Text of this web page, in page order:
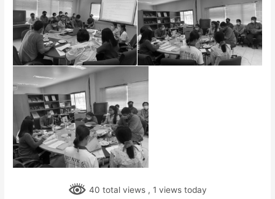
40 total views , 1 views today